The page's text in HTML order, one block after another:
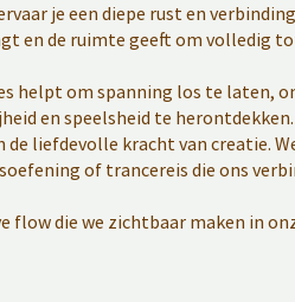
je een diepe rust en
en de ruimte geeft om volledig
helpt om spanning los te laten,
en speelsheid te
liefdevolle kracht van creatie.
of trancereis die ons
flow die we zichtbaar maken in